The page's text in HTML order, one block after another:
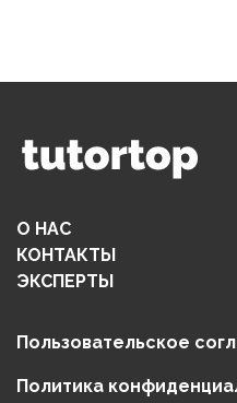
О НАС
КОНТАКТЫ
ЭКСПЕРТЫ
Пользовательское
Политика